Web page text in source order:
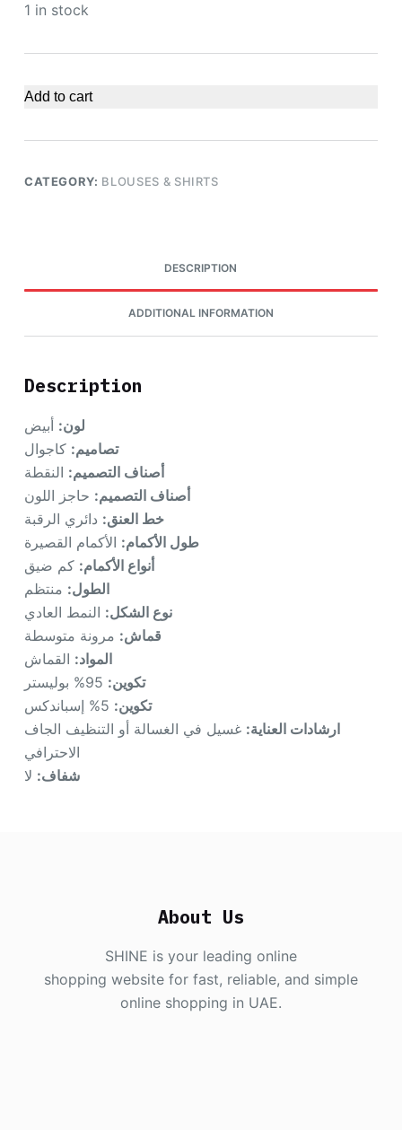
1 in stock
Add to cart
CATEGORY: BLOUSES & SHIRTS
DESCRIPTION
ADDITIONAL INFORMATION
Description
لون: أبيض
تصاميم: كاجوال
أصناف التصميم: النقطة
أصناف التصميم: حاجز اللون
خط العنق: دائري الرقبة
طول الأكمام: الأكمام القصيرة
أنواع الأكمام: كم ضيق
الطول: منتظم
نوع الشكل: النمط العادي
قماش: مرونة متوسطة
المواد: القماش
تكوين:
تكوين:
ارشادات العناية: غسيل في الغسالة أو التنظيف الجاف
الاحترافي
شفاف: لا
About Us
SHINE is your leading online
shopping website for fast, reliable, and simple
online shopping in UAE.